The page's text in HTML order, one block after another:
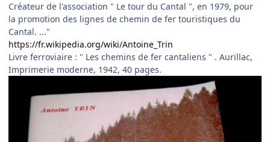
Créateur de l'association " Le tour du Cantal ", en 1979, pour
la promotion des lignes de chemin de fer touristiques du
Cantal. ..."
https://fr.wikipedia.org/wiki/Antoine_Trin
Livre ferroviaire : " Les chemins de fer cantaliens " . Aurillac,
Imprimerie moderne, 1942, 40 pages.